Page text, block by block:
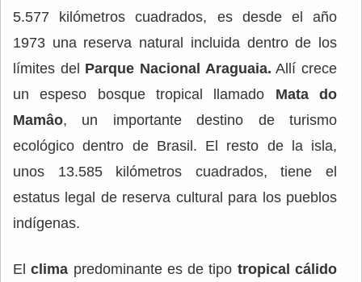
5.577 kilómetros cuadrados, es desde el año
1973 una reserva natural incluida dentro de los
límites del Parque Nacional Araguaia. Allí crece
un espeso bosque tropical llamado Mata do
Mamâo, un importante destino de turismo
ecológico dentro de Brasil. El resto de la isla,
unos 13.585 kilómetros cuadrados, tiene el
estatus legal de reserva cultural para los pueblos
indígenas.
Elclima predominante es de tipo tropical cálido